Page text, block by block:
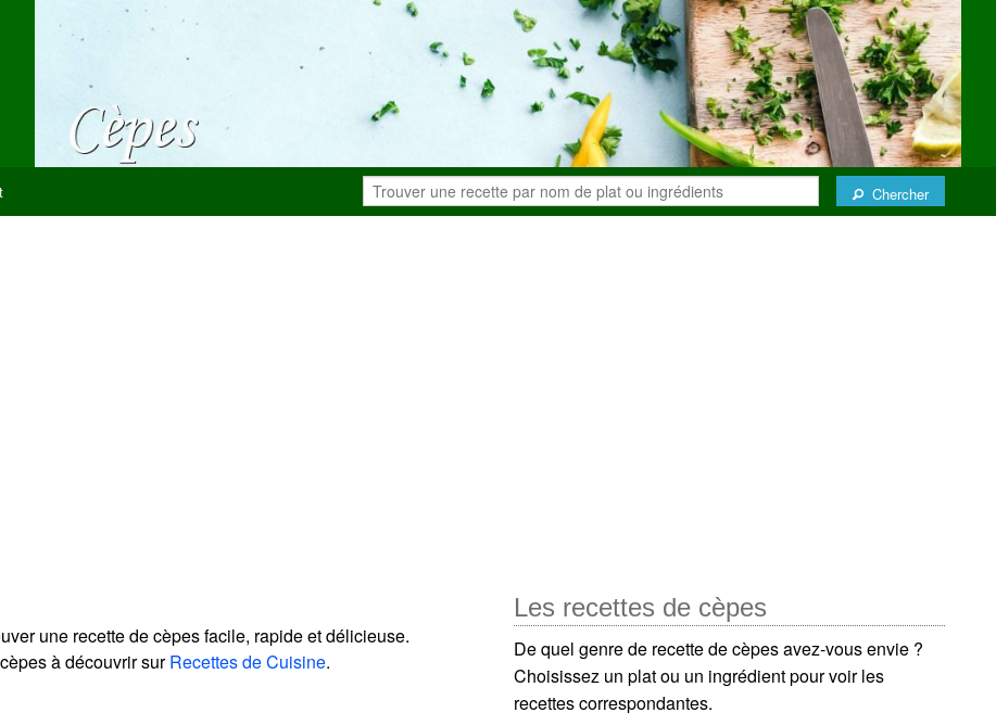
Chercher
une recette de cèpes facile, rapide et délicieuse.
à découvrir surRecettes de Cuisine.
Les recettes de cèpes
De quel genre de recette de cèpes avez-vous envie ?
Choisissez un plat ou un ingrédient pour voir les
recettes correspondantes.